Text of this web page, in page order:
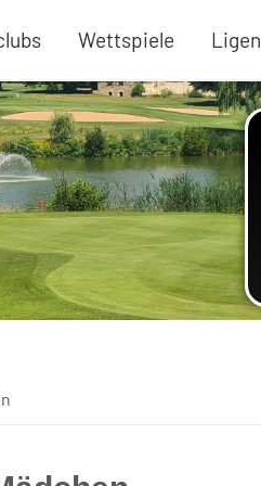
Wettspiele Ligen